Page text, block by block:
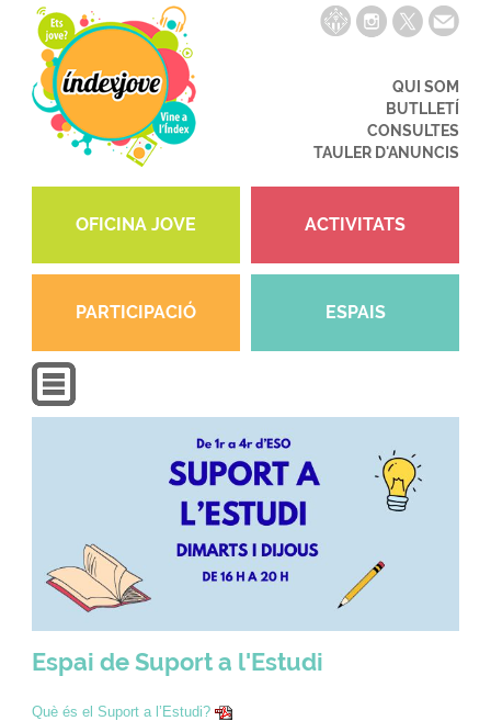
QUI SOM
BUTLLETÍ
CONSULTES
TAULER D'ANUNCIS
OFICINA JOVE ACTIVITATS
PARTICIPACIÓ ESPAIS
Espai de Suport a l'Estudi
Què és el Suport a l’Estudi?